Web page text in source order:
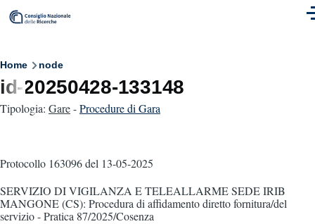
Skip to main content
Breadcrumb
Home node
id-20250428-133148
Tipologia: Gare-Procedure di Gara
Protocollo 163096del 13-05-2025
SERVIZIO DI VIGILANZA E TELEALLARME SEDE IRIB
MANGONE (CS): Procedura di affidamento diretto fornitura/del
servizio - Pratica 87/2025/Cosenza